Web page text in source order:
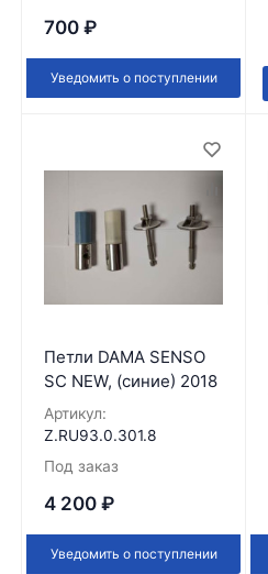
700 ₽
Уведомить о поступлении
Петли DAMA SENSO
SC NEW, (синие) 2018
Артикул:
Z.RU93.0.301.8
Под заказ
4 200 ₽
Уведомить о поступлении